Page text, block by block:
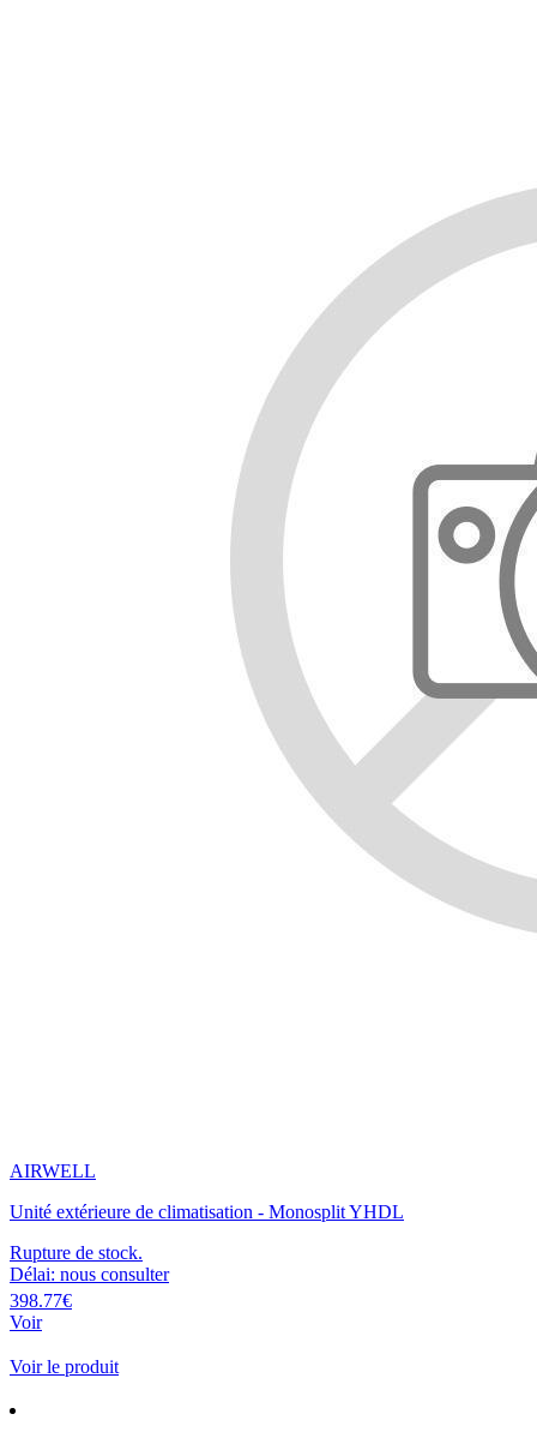
AIRWELL
Unité extérieure de climatisation - Monosplit YHDL
Rupture de stock.
Délai: nous consulter
398.77€
Voir
Voir le produit